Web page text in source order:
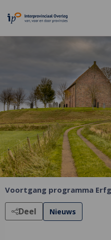
Homepagina
Voortgang programma
Deel Nieuws